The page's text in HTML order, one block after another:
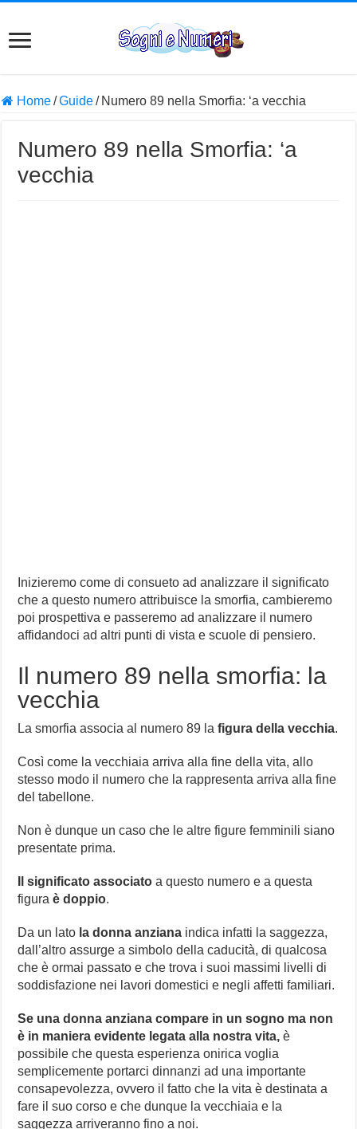
Home/Guide/ Numero 89 nella Smorfia: ‘a vecchia
Numero 89 nella Smorfia: ‘a
vecchia
Inizieremo come di consueto ad analizzare il significato
che a questo numero attribuisce la smorfia, cambieremo
poi prospettiva e passeremo ad analizzare il numero
affidandoci ad altri punti di vista e scuole di pensiero.
Il numero 89 nella smorfia: la
vecchia
La smorfia associa al numero 89 lafigura della vecchia.
Così come la vecchiaia arriva alla fine della vita, allo
stesso modo il numero che la rappresenta arriva alla fine
del tabellone.
Non è dunque un caso che le altre figure femminili siano
presentate prima.
Il significato associato a questo numero e a questa
figuraè doppio.
Da un lato la donna anziana indica infatti la saggezza,
dall’altro assurge a simbolo della caducità, di qualcosa
che è ormai passato e che trova i suoi massimi livelli di
soddisfazione nei lavori domestici e negli affetti familiari.
Se una donna anziana compare in un sogno ma non
è in maniera evidente legata alla nostra vita, è
possibile che questa esperienza onirica voglia
semplicemente portarci dinnanzi ad una importante
consapevolezza, ovvero il fatto che la vita è destinata a
fare il suo corso e che dunque la vecchiaia e la
saggezza arriveranno fino a noi.